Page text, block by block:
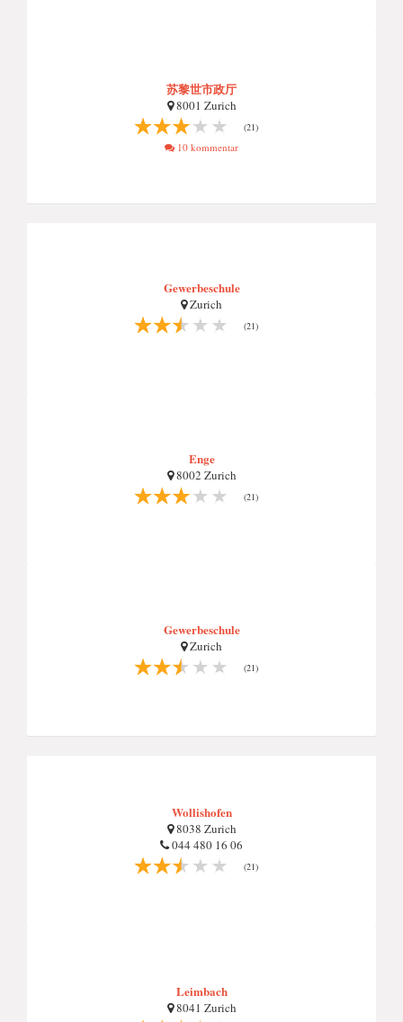
苏黎世市政厅
8001 Zurich
(21)
10 kommentar
Gewerbeschule
Zurich
(21)
Enge
8002 Zurich
(21)
Gewerbeschule
Zurich
(21)
Wollishofen
8038 Zurich
044 480 16 06
(21)
Leimbach
8041 Zurich